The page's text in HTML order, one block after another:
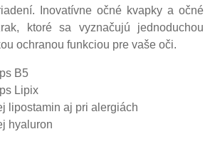
Inovatívne očné kvapky a očné
ktoré sa vyznačujú jednoduchou
ochranou funkciou pre vaše oči.
B5
Lipix
lipostamin aj pri alergiách
hyaluron